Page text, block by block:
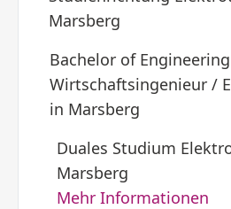
Marsberg
Bachelor of Engineering
Wirtschaftsingenieur /
in Marsberg
Duales Studium
Marsberg
Mehr Informationen